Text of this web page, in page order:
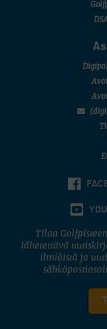
Tilaa
lähetettävä
ilmiöistä ja